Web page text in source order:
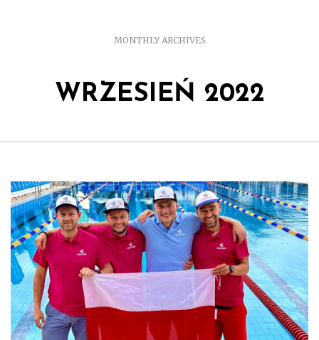
MONTHLY ARCHIVES
WRZESIEŃ 2022